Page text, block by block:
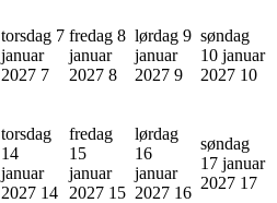
torsdag 7
januar
2027 7
fredag 8
januar
2027 8
lørdag 9
januar
2027 9
søndag
10 januar
2027 10
torsdag
14
januar
2027 14
fredag
15
januar
2027 15
lørdag
16
januar
2027 16
søndag
17 januar
2027 17